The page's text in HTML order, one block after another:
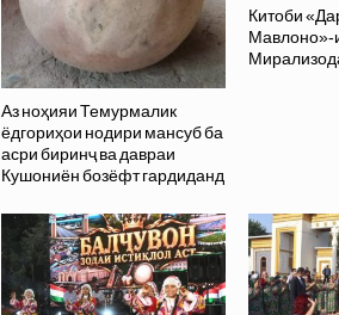
Аз ноҳияи Темурмалик
ёдгориҳои нодири мансуб ба
асри биринҷ ва давраи
Кушониён бозёфт гардиданд
Китоби
Мавлоно»-